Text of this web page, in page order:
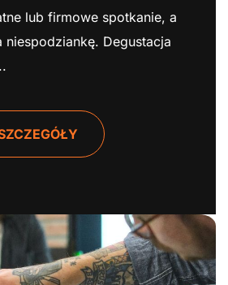
lub firmowe spotkanie, a
niespodziankę. Degustacja